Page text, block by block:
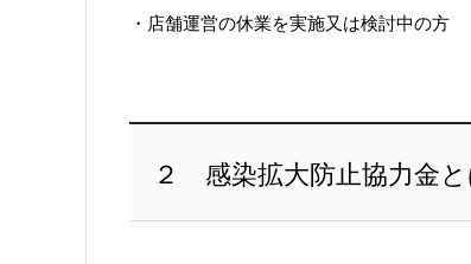
・店舗運営の休業を実施又は検討中の方
２ 感染拡大防止協力金と